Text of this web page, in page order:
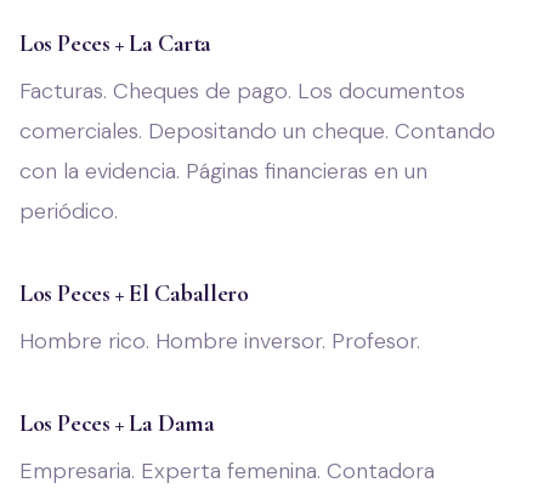
Los Peces + La Carta
Facturas. Cheques de pago. Los documentos
comerciales. Depositando un cheque. Contando
con la evidencia. Páginas financieras en un
periódico.
Los Peces + El Caballero
Hombre rico. Hombre inversor. Profesor.
Los Peces + La Dama
Empresaria. Experta femenina. Contadora